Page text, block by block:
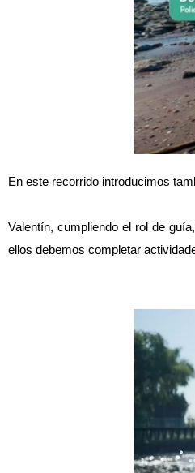
En este recorrido introducimos
Valentín, cumpliendo el rol de
ellos debemos completar